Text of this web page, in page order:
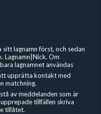
sitt lagnamn först, och sedan
Lagnamn|Nick. Om
lagnamnet användas
upprätta kontakt med
matchning.
av meddelanden som är
tillfällen skriva
tillåtet.